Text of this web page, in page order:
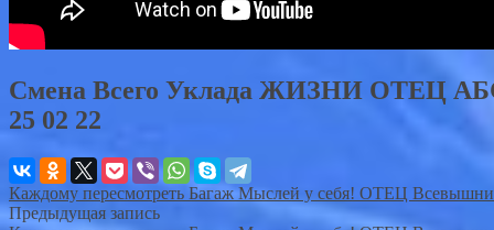
Смена Всего Уклада ЖИЗНИ ОТЕЦ
25 02 22
Каждому пересмотреть Багаж Мыслей у себя! ОТЕЦ
Предыдущая запись